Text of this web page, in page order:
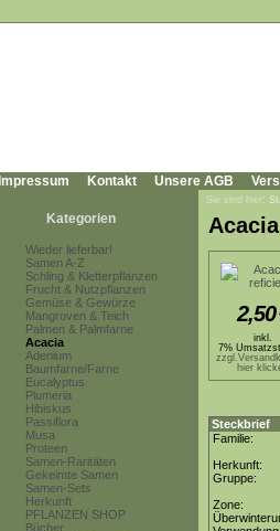
Impressum Kontakt Unsere AGB
Kategorien
Wieder lieferbar!
Samen A-Z
Schling & Kletterpflanzen
Frucht & Nutzpflanzen
Gemüse & Gewürze
Mangroven & Teich
Palmen & Palmfarne
Acacia
Adenium
Baumfarne/Farne
Eucalyptus
Plumeria
Hibiskus
Passiflora
Musa
Proteen
Samen-Raritäten
Gekeimte Samen
Samen-Sets
Herkunft
PFLANZEN SHOP
Bücher
Sie sind hier:
2,50
inkl.
7%
hier
Steckbrief
Familie:
Herkunft:
Gruppe:
Zone: